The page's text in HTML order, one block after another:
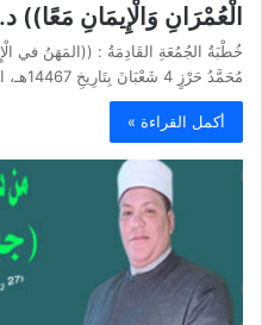
الْعُمْرَانِ وَالْإِيمَانِ مَعًا))
خُطْبَةُ الجُمُعَةِ القَادِمَةُ : ((المَهَنُ في
مُحَمَّدُ حَرْزٍ 4 شَعْبَانَ بِتَارِيخِ 14467هـ، الْمُوافِقُ، 23…
أكمل القراءة »